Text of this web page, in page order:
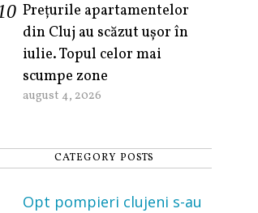
Prețurile apartamentelor
din Cluj au scăzut ușor în
iulie. Topul celor mai
scumpe zone
august 4, 2026
CATEGORY POSTS
Opt pompieri clujeni s-au